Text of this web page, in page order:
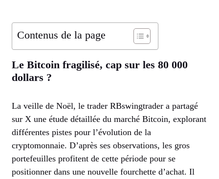
Contenus de la page
Le Bitcoin fragilisé, cap sur les 80 000
dollars ?
La veille de Noël, le trader RBswingtrader a partagé
sur X une étude détaillée du marché Bitcoin, explorant
différentes pistes pour l’évolution de la
cryptomonnaie. D’après ses observations, les gros
portefeuilles profitent de cette période pour se
positionner dans une nouvelle fourchette d’achat. Il